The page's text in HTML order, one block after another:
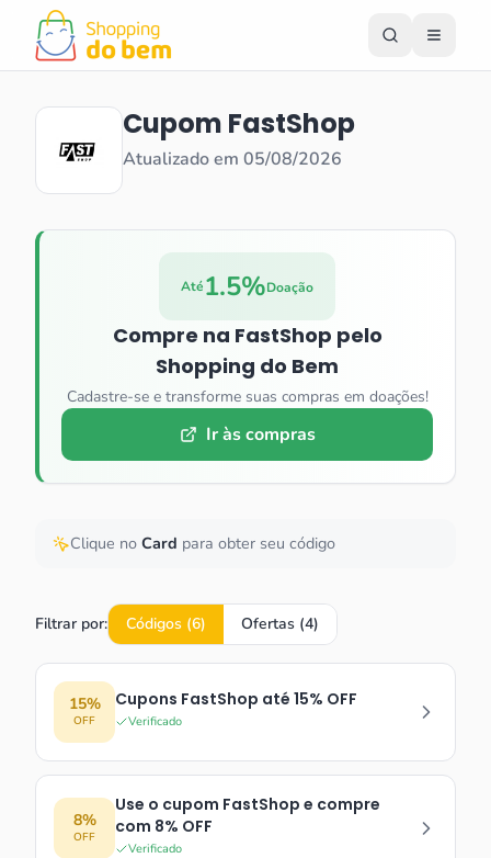
Cupom FastShop
Atualizado em 05/08/2026
Até1.5%Doação
Compre na FastShop pelo
Shopping do Bem
Cadastre-se e transforme suas compras em doações!
Ir às compras
Clique no Card para obter seu código
Filtrar por: Códigos (6) Ofertas (4)
15%
OFF
Cupons FastShop até 15% OFF
Verificado
8%
OFF
Use o cupom FastShop e compre
com 8% OFF
Verificado